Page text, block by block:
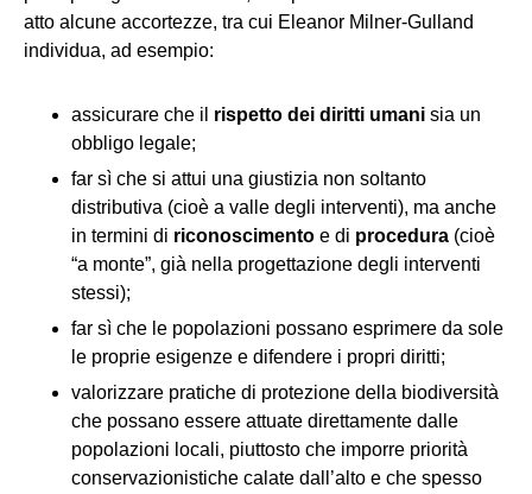
atto alcune accortezze, tra cui Eleanor Milner-Gulland
individua, ad esempio:
assicurare che il rispetto dei diritti umani sia un
obbligo legale;
far sì che si attui una giustizia non soltanto
distributiva (cioè a valle degli interventi), ma anche
in termini di riconoscimento e di procedura (cioè
“a monte”, già nella progettazione degli interventi
stessi);
far sì che le popolazioni possano esprimere da sole
le proprie esigenze e difendere i propri diritti;
valorizzare pratiche di protezione della biodiversità
che possano essere attuate direttamente dalle
popolazioni locali, piuttosto che imporre priorità
conservazionistiche calate dall’alto e che spesso